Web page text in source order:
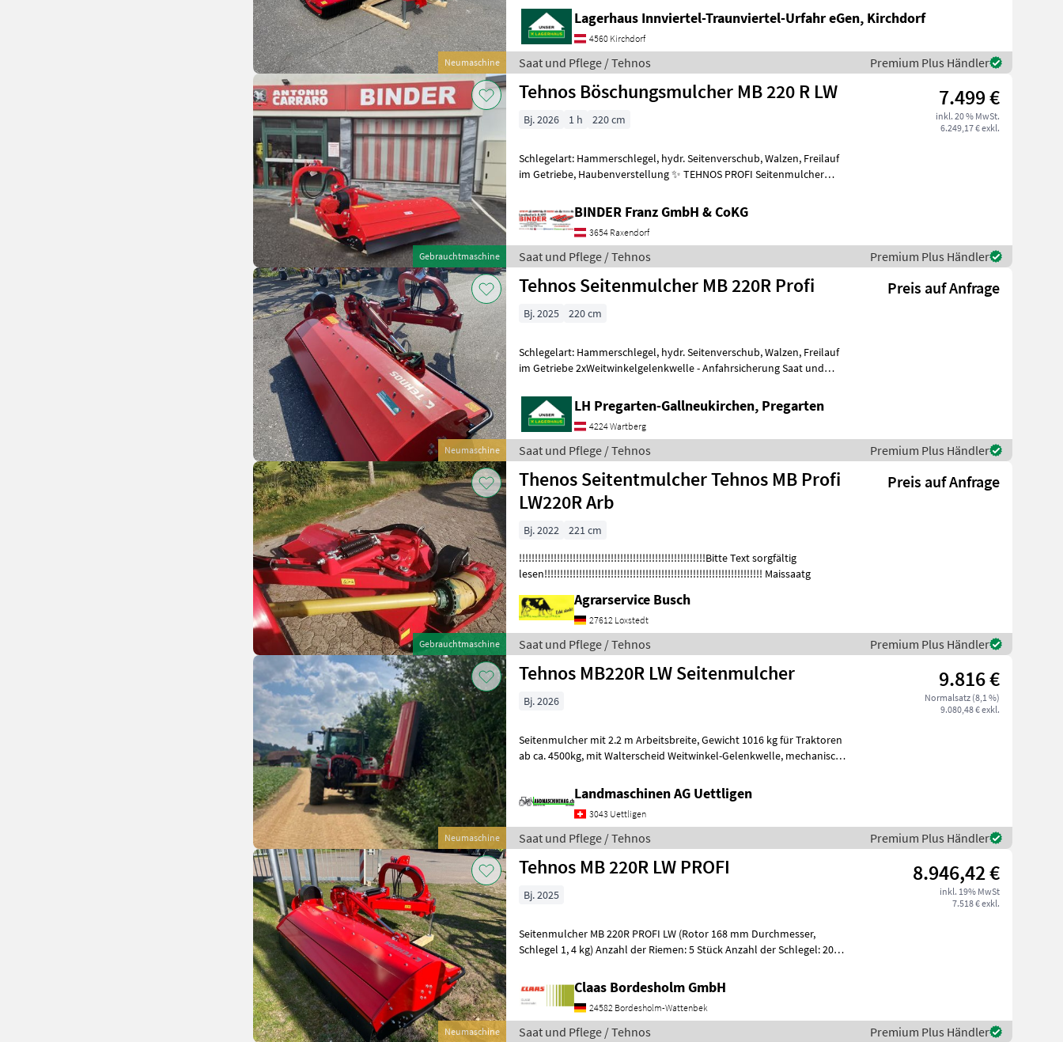
Neumaschine
Lagerhaus Innviertel-Traunviertel-Urfahr eGen, Kirchdorf
4560 Kirchdorf
Saat und Pflege / Tehnos Premium Plus Händler
Gebrauchtmaschine
Tehnos Böschungsmulcher MB 220 R LW 7.499 €
inkl. 20 % MwSt.
6.249,17 € exkl.
Bj. 2026 1 h 220 cm
Schlegelart: Hammerschlegel, hydr. Seitenverschub, Walzen, Freilauf
im Getriebe, Haubenverstellung ✨ TEHNOS PROFI Seitenmulcher
BINDER Franz GmbH & CoKG
3654 Raxendorf
Saat und Pflege / Tehnos Premium Plus Händler
Neumaschine
Tehnos Seitenmulcher MB 220R Profi Preis auf Anfrage
Bj. 2025 220 cm
Schlegelart: Hammerschlegel, hydr. Seitenverschub, Walzen, Freilauf
im Getriebe 2xWeitwinkelgelenkwelle - Anfahrsicherung Saat und
LH Pregarten-Gallneukirchen, Pregarten
4224 Wartberg
Saat und Pflege / Tehnos Premium Plus Händler
Gebrauchtmaschine
Thenos Seitentmulcher Tehnos MB Profi
LW220R Arb
Preis auf Anfrage
Bj. 2022
221 cm
!!!!!!!!!!!!!!!!!!!!!!!!!!!!!!!!!!!!!!!!!!!!!!!!!!!!!!!!!!!Bitte Text sorgfältig
lesen!!!!!!!!!!!!!!!!!!!!!!!!!!!!!!!!!!!!!!!!!!!!!!!!!!!!!!!!!!!!!!!!!!!!! Maissaatg
Agrarservice Busch
27612 Loxstedt
Saat und Pflege / Tehnos Premium Plus Händler
Neumaschine
Tehnos MB220R LW Seitenmulcher 9.816 €
Normalsatz (8,1 %)
9.080,48 € exkl.
Bj. 2026
Seitenmulcher mit 2.2 m Arbeitsbreite, Gewicht 1016 kg für Traktoren
ab ca. 4500kg, mit Walterscheid Weitwinkel-Gelenkwelle, mechanische
Landmaschinen AG Uettligen
3043 Uettligen
Saat und Pflege / Tehnos Premium Plus Händler
Neumaschine
Tehnos MB 220R LW PROFI 8.946,42 €
inkl. 19% MwSt
7.518 € exkl.
Bj. 2025
Seitenmulcher MB 220R PROFI LW (Rotor 168 mm Durchmesser,
Schlegel 1, 4 kg) Anzahl der Riemen: 5 Stück Anzahl der Schlegel: 20
Claas Bordesholm GmbH
24582 Bordesholm-Wattenbek
Saat und Pflege / Tehnos Premium Plus Händler